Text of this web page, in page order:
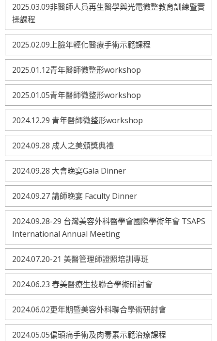
2025.03.09非醫師人員再生醫學與光電微整教育訓練暨實
操課程
2025.02.09上臉年輕化醫療手術示範課程
2025.01.12青年醫師微整形workshop
2025.01.05青年醫師微整形workshop
2024.12.29 青年醫師微整形workshop
2024.09.28 成人之美頒獎典禮
2024.09.28 大會晚宴Gala Dinner
2024.09.27 講師晚宴 Faculty Dinner
2024.09.28-29 台灣美容外科醫學會國際學術年會 TSAPS
International Annual Meeting
2024.07.20-21 美醫管理師證照培訓專班
2024.06.23 春美醫療生技聯合學術研討會
2024.06.02更年期暨美容外科聯合學術研討會
2024.05.05偏頭痛手術及肉毒素示範治療課程